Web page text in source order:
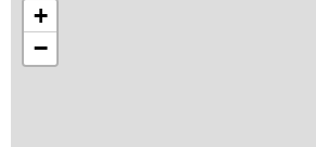
+
−